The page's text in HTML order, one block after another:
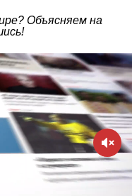
Объясняем на